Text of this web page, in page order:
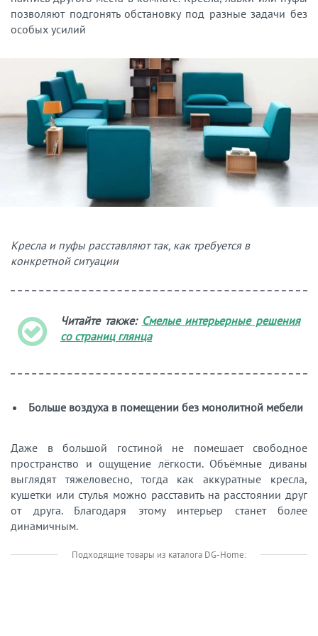
позволяют подгонять обстановку под разные задачи без
особых усилий
Кресла и пуфы расставляют так, как требуется в
конкретной ситуации
Читайте также: Смелые интерьерные решения
со страниц глянца
Больше воздуха в помещении без монолитной мебели
Даже в большой гостиной не помешает свободное
пространство и ощущение лёгкости. Объёмные диваны
выглядят тяжеловесно, тогда как аккуратные кресла,
кушетки или стулья можно расставить на расстоянии друг
от друга. Благодаря этому интерьер станет более
динамичным.
Подходящие товары из каталога DG-Home: